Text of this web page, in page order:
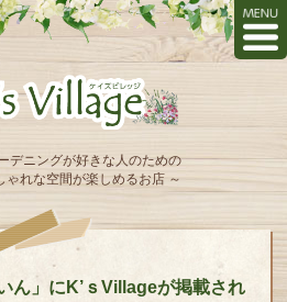
デニングが好きな人のための
ゃれな空間が楽しめるお店 ～
ん」にK’ｓVillageが掲載され